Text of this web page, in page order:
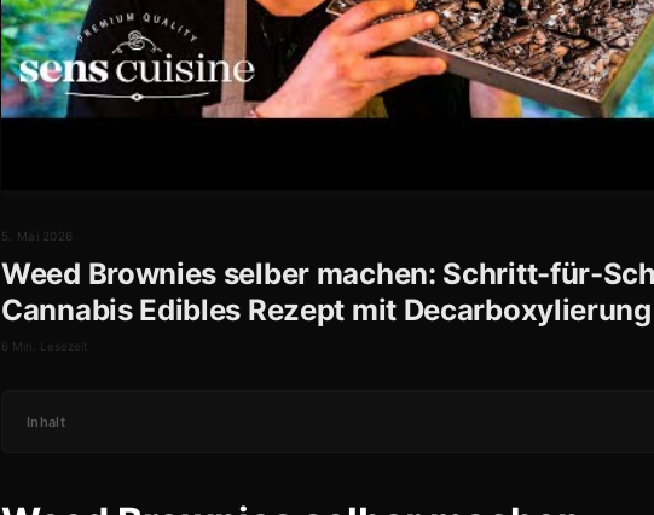
5. Mai 2026
Weed Brownies selber machen: Schritt-für-
Cannabis Edibles Rezept mit Decarboxylierung
6 Min. Lesezeit
Inhalt